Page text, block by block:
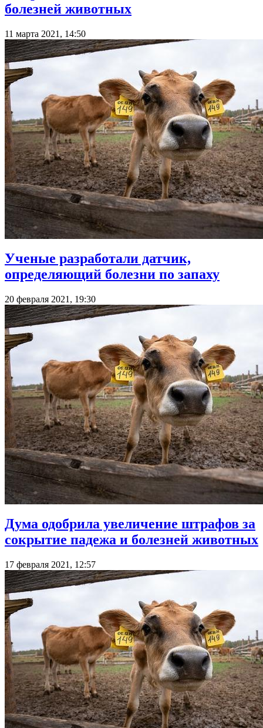
болезней животных
11 марта 2021, 14:50
Ученые разработали датчик,
определяющий болезни по запаху
20 февраля 2021, 19:30
Дума одобрила увеличение штрафов за
сокрытие падежа и болезней животных
17 февраля 2021, 12:57